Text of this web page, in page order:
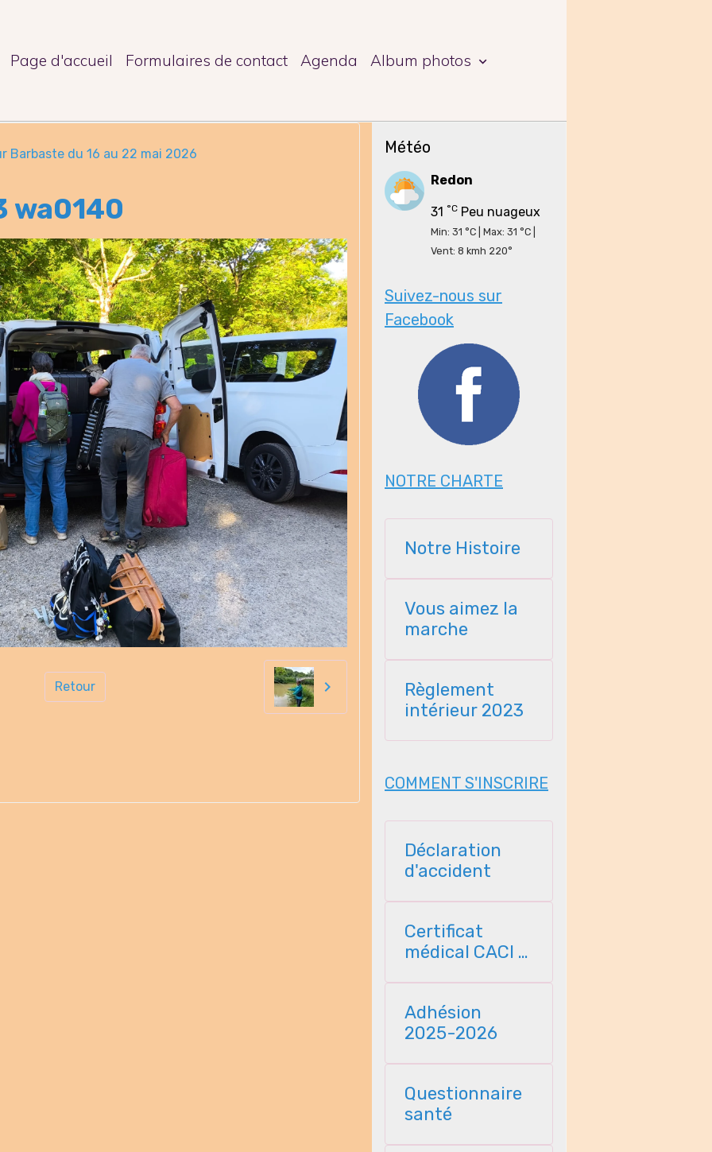
Page d'accueil Formulaires de contact Agenda Album photos
Barbaste du 16 au 22 mai 2026
wa0140
Retour
Météo
Redon
31 °C Peu nuageux
Min: 31 °C | Max: 31 °C |
Vent: 8 kmh 220°
Suivez-nous sur
Facebook
NOTRE CHARTE
Notre Histoire
Vous aimez la
marche
Règlement
intérieur 2023
COMMENT S'INSCRIRE
Déclaration
d'accident
Certificat
médical CACI -
Adhésion
2025-2026
Questionnaire
santé